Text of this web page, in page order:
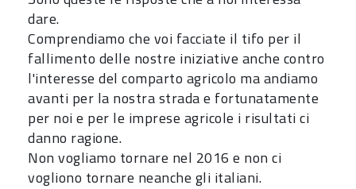
dare.
Comprendiamo che voi facciate il tifo per il
fallimento delle nostre iniziative anche contro
l'interesse del comparto agricolo ma andiamo
avanti per la nostra strada e fortunatamente
per noi e per le imprese agricole i risultati ci
danno ragione.
Non vogliamo tornare nel 2016 e non ci
vogliono tornare neanche gli italiani.